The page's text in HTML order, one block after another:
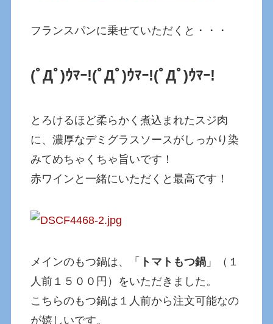
フランスパンに乗せていただくと・・・
(ﾟДﾟ)ｳﾏｰ!(ﾟДﾟ)ｳﾏｰ!(ﾟДﾟ)ｳﾏｰ!
とろけるほど柔らかく煮込まれたスジ肉
に、濃厚なデミグラスソースがしっかり染
みてめちゃくちゃ旨いです！
赤ワインと一緒にいただくと最高です！
メインのもつ鍋は、「 トマトもつ鍋 」（１
人前１５００円）をいただきました。
こちらのもつ鍋は１人前から注文可能なの
が嬉しいです。